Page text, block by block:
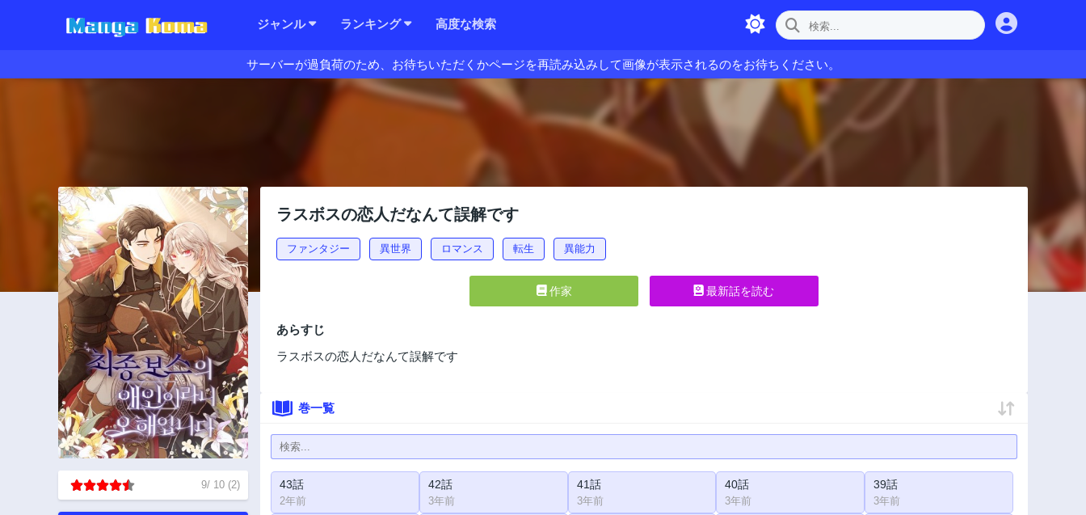
ジャンル ランキング 高度な検索
サーバーが過負荷のため、お待ちいただくかページを再読み込みして画像が表示されるのをお待ちください。
9/ 10 (2)
ラスボスの恋人だなんて誤解です
ファンタジー 異世界 ロマンス 転生 異能力
作家 最新話を読む
あらすじ
ラスボスの恋人だなんて誤解です
巻一覧
43話
2年前
42話
3年前
41話
3年前
40話
3年前
39話
3年前